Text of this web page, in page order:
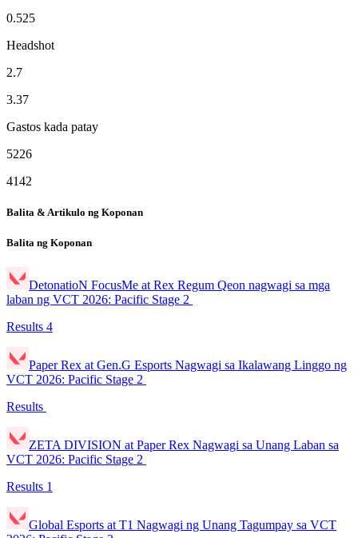
0.525
Headshot
2.7
3.37
Gastos kada patay
5226
4142
Balita & Artikulo ng Koponan
Balita ng Koponan
DetonatioN FocusMe at Rex Regum Qeon nagwagi sa mga
laban ng VCT 2026: Pacific Stage 2
Results 4
Paper Rex at Gen.G Esports Nagwagi sa Ikalawang Linggo ng
VCT 2026: Pacific Stage 2
Results
ZETA DIVISION at Paper Rex Nagwagi sa Unang Laban sa
VCT 2026: Pacific Stage 2
Results 1
Global Esports at T1 Nagwagi ng Unang Tagumpay sa VCT